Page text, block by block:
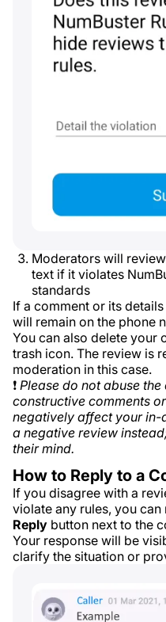
Moderators will
text if it violates
standards
If a comment or its
will remain on the phone
You can also delete your
trash icon. The review is
moderation in this case.
❗ Please do not abuse
constructive comments
negatively affect your in-
a negative review
their mind.
How to Reply to a
If you disagree with a
violate any rules, you
Reply button next to the
Your response will be
clarify the situation or